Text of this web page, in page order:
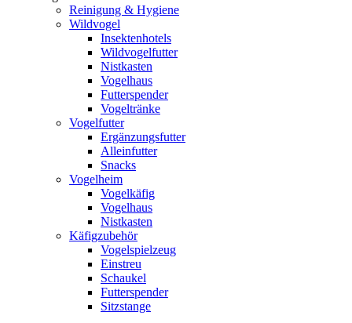
Reinigung & Hygiene
Wildvogel
Insektenhotels
Wildvogelfutter
Nistkasten
Vogelhaus
Futterspender
Vogeltränke
Vogelfutter
Ergänzungsfutter
Alleinfutter
Snacks
Vogelheim
Vogelkäfig
Vogelhaus
Nistkasten
Käfigzubehör
Vogelspielzeug
Einstreu
Schaukel
Futterspender
Sitzstange